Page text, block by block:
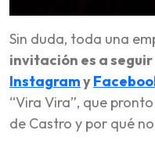
Sin duda, toda una
invitación es a seguir
Instagramy
“Vira Vira”, que
de Castro y por qué